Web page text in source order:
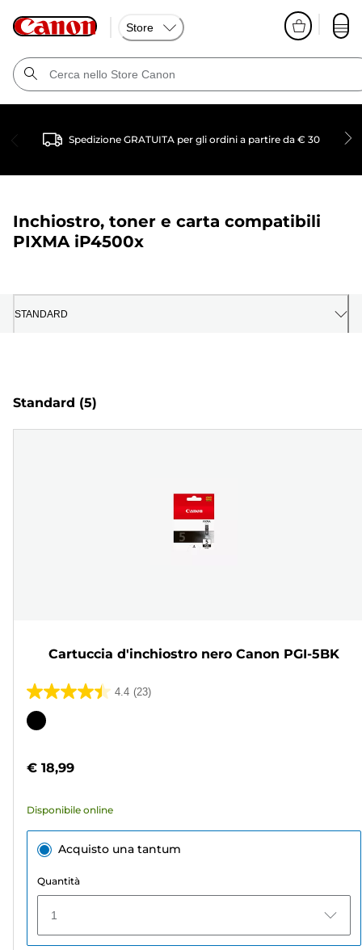
Store
Spedizione GRATUITA per gli ordini a partire da € 30
Inchiostro, toner e carta compatibili
PIXMA iP4500x
STANDARD
Standard (5)
Cartuccia d'inchiostro nero Canon PGI-5BK
4.4 (23)
4.4
su
23
Cartuccia
€ 18,99
Disponibile online
Acquisto una tantum
Quantità
1